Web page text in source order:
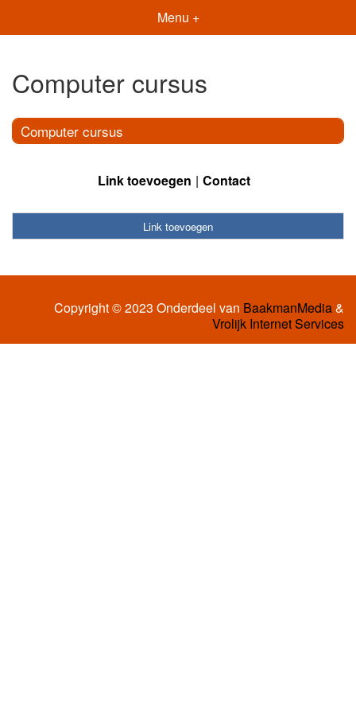
Menu +
Computer cursus
Computer cursus
Link toevoegen Contact
Link toevoegen
Copyright © 2023 Onderdeel van BaakmanMedia&
Vrolijk Internet Services